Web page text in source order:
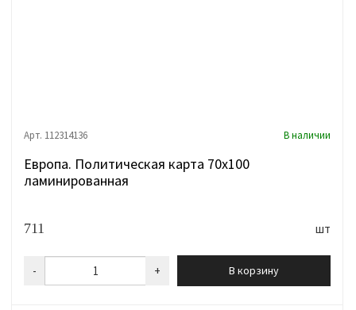
Арт. 112314136 В наличии
Европа. Политическая карта 70х100
ламинированная
711 шт
- + В корзину